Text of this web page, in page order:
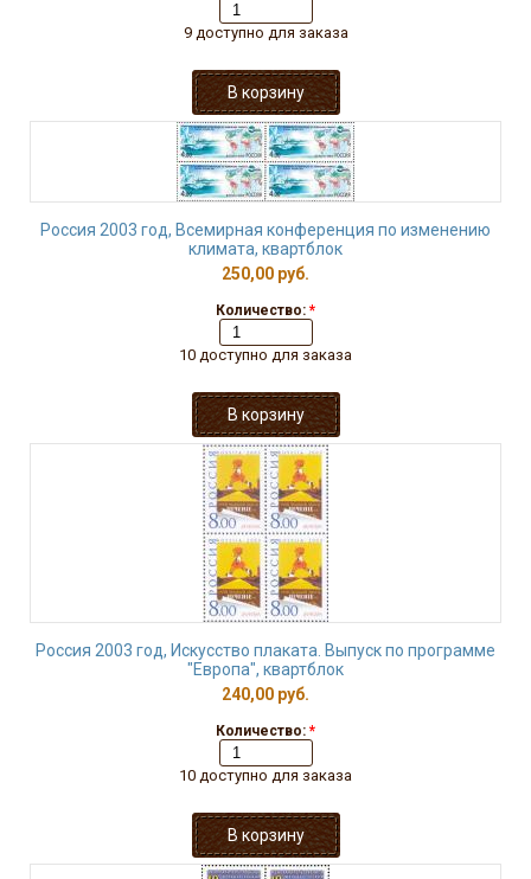
9 доступно для заказа
Россия 2003 год, Всемирная конференция по изменению
климата, квартблок
250,00 руб.
Количество: *
10 доступно для заказа
Россия 2003 год, Искусство плаката. Выпуск по программе
"Европа", квартблок
240,00 руб.
Количество: *
10 доступно для заказа